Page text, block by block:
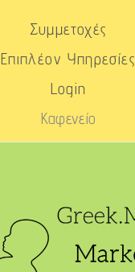
Συμμετοχές
Επιπλέον Υπηρεσίες
Login
Καφενείο